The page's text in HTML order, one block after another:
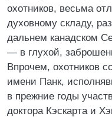
охотников, весьма
духовному складу,
дальнем канадском
— в глухой,
Впрочем, охотников
имени Панк,
в прежние годы
доктора Кэскарта и